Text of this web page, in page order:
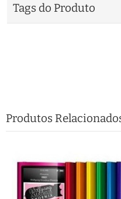
Tags do Produto
Produtos